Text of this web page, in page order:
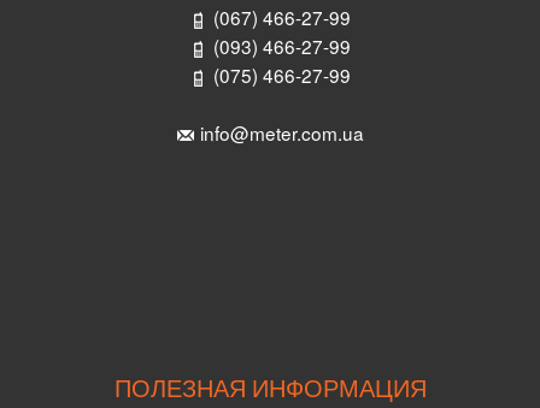
(067) 466-27-99
(093) 466-27-99
(075) 466-27-99
info@meter.com.ua
ПОЛЕЗНАЯ ИНФОРМАЦИЯ